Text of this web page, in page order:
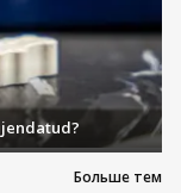
Больше тем